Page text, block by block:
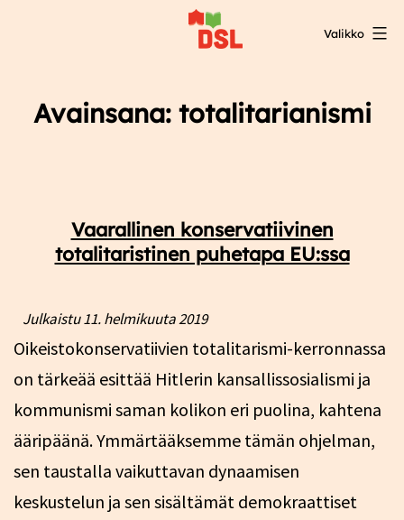
Valikko
Avainsana: totalitarianismi
Vaarallinen konservatiivinen
totalitaristinen puhetapa EU:ssa
Julkaistu11. helmikuuta 2019
Oikeistokonservatiivien totalitarismi-kerronnassa
on tärkeää esittää Hitlerin kansallissosialismi ja
kommunismi saman kolikon eri puolina, kahtena
ääripäänä. Ymmärtääksemme tämän ohjelman,
sen taustalla vaikuttavan dynaamisen
keskustelun ja sen sisältämät demokraattiset